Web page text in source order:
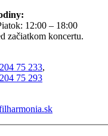
12:00 – 18:00
začiatkom koncertu.
75 233,
75 293